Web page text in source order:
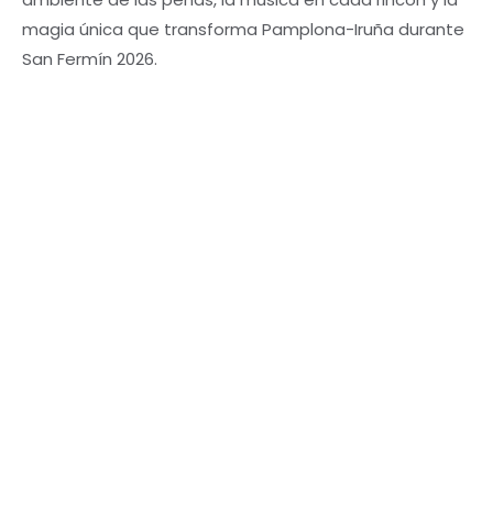
magia única que transforma Pamplona-Iruña durante
San Fermín 2026.